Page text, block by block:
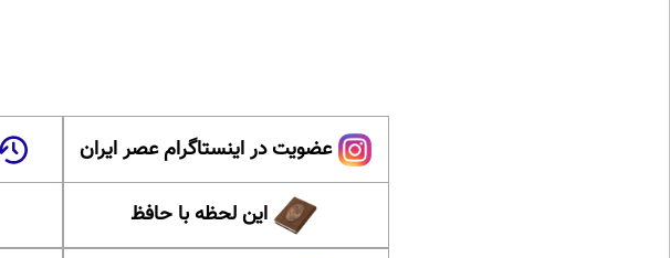
عضویت در اینستاگرام عصر ایران
این لحظه با حافظ